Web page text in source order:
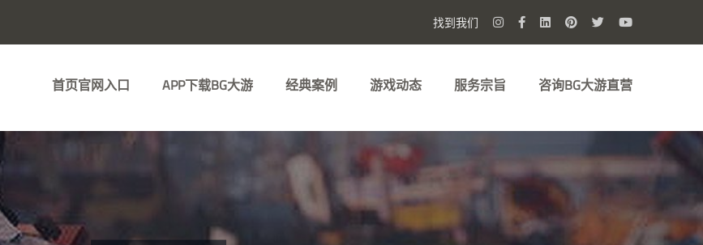
找到我们
首页官网入口 APP下载BG大游 经典案例 游戏动态 服务宗旨 咨询BG大游直营